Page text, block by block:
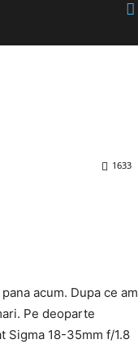
1633
acum. Dupa ce am
Pe deoparte
Sigma 18-35mm f/1.8